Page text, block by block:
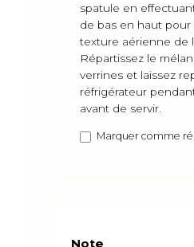
spatule en
de bas en haut pour
texture aérienne de
Répartissez le
verrines et laissez
réfrigérateur
avant de servir.
Marquer comme
Note